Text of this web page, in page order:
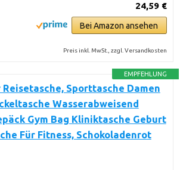
24,59 €
Bei Amazon ansehen
Preis inkl. MwSt., zzgl. Versandkosten
EMPFEHLUNG
Reisetasche, Sporttasche Damen
Wasserabweisend
Gym Bag Kliniktasche Geburt
Für Fitness, Schokoladenrot